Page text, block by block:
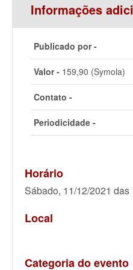
Informações
Publicado por -
Valor - 159,90 (Symola)
Contato -
Periodicidade -
Horário
Sábado, 11/12/2021 das
Local
Categoria do evento